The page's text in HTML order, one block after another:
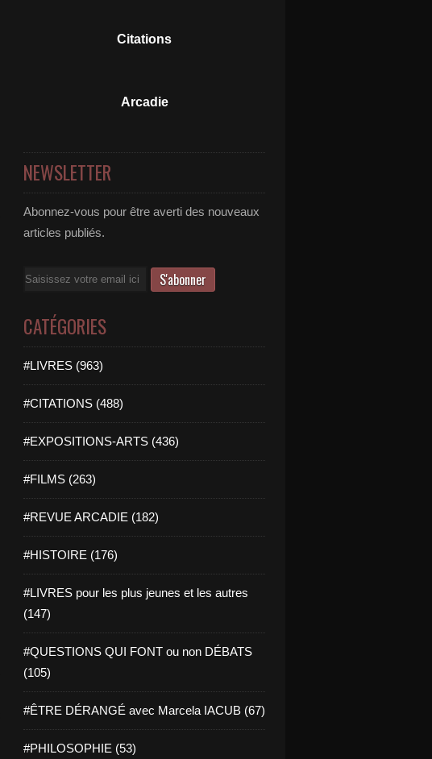
Citations
Arcadie
NEWSLETTER
Abonnez-vous pour être averti des nouveaux
articles publiés.
Email
CATÉGORIES
#LIVRES (963)
#CITATIONS (488)
#EXPOSITIONS-ARTS (436)
#FILMS (263)
#REVUE ARCADIE (182)
#HISTOIRE (176)
#LIVRES pour les plus jeunes et les autres
(147)
#QUESTIONS QUI FONT ou non DÉBATS
(105)
#ÊTRE DÉRANGÉ avec Marcela IACUB (67)
#PHILOSOPHIE (53)